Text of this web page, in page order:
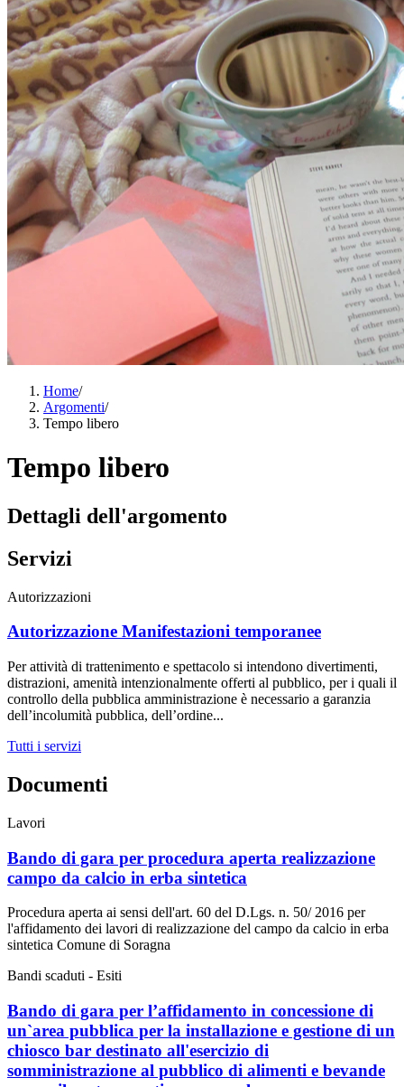
Home/
Argomenti/
Tempo libero
Tempo libero
Dettagli dell'argomento
Servizi
Autorizzazioni
Autorizzazione Manifestazioni temporanee
Per attività di trattenimento e spettacolo si intendono divertimenti,
distrazioni, amenità intenzionalmente offerti al pubblico, per i quali il
controllo della pubblica amministrazione è necessario a garanzia
dell’incolumità pubblica, dell’ordine...
Tutti i servizi
Documenti
Lavori
Bando di gara per procedura aperta realizzazione
campo da calcio in erba sintetica
Procedura aperta ai sensi dell'art. 60 del D.Lgs. n. 50/ 2016 per
l'affidamento dei lavori di realizzazione del campo da calcio in erba
sintetica Comune di Soragna
Bandi scaduti - Esiti
Bando di gara per l’affidamento in concessione di
un`area pubblica per la installazione e gestione di un
chiosco bar destinato all'esercizio di
somministrazione al pubblico di alimenti e bevande